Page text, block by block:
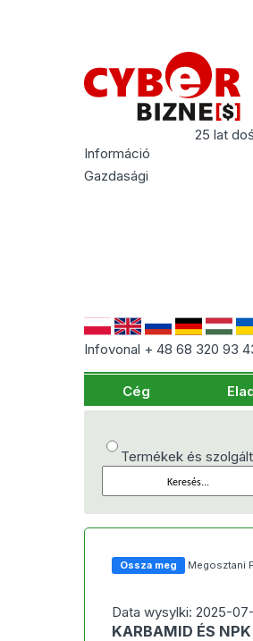
25 lat
Információ
Gazdasági
Infovonal + 48 68 320 93
Cég
Termékek és
Ossza meg Megosztani
Data wysylki: 2025-07-
KARBAMID ÉS